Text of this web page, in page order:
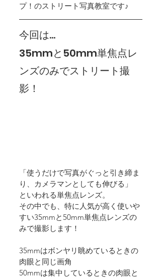
プ！のストリート写真教室です♪
今回は…
35mmと50mm単焦点レ
ンズのみでストリート撮
影！
「使うだけで写真がぐっと引き締ま
り、カメラマンとしても伸びる」
といわれる単焦点レンズ。
その中でも、特に人気が高く使いや
すい35mmと50mm単焦点レンズの
みで撮影します！
35mmはボンヤリ眺めているときの
肉眼と同じ画角
50mmは集中しているときの肉眼と